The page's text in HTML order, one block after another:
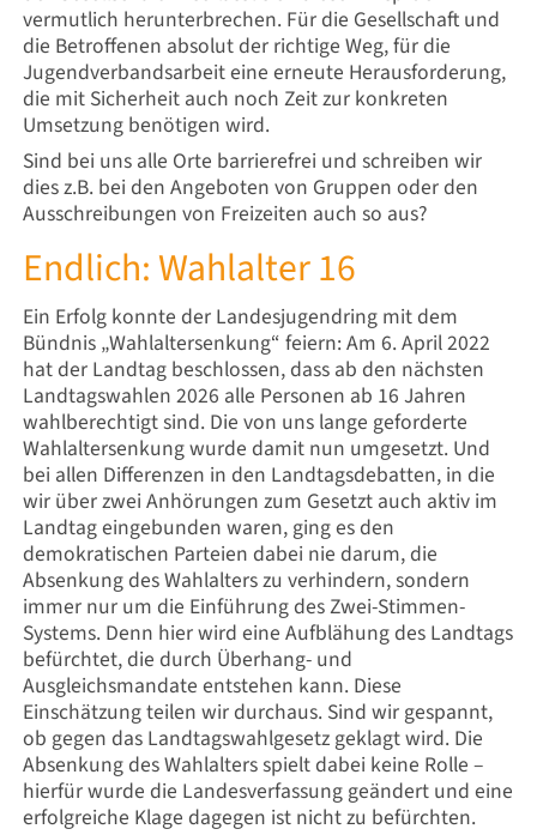
vermutlich herunterbrechen. Für die Gesellschaft und
die Betroffenen absolut der richtige Weg, für die
Jugendverbandsarbeit eine erneute Herausforderung,
die mit Sicherheit auch noch Zeit zur konkreten
Umsetzung benötigen wird.
Sind bei uns alle Orte barrierefrei und schreiben wir
dies z.B. bei den Angeboten von Gruppen oder den
Ausschreibungen von Freizeiten auch so aus?
Endlich: Wahlalter 16
Ein Erfolg konnte der Landesjugendring mit dem
Bündnis „Wahlaltersenkung“ feiern: Am 6. April 2022
hat der Landtag beschlossen, dass ab den nächsten
Landtagswahlen 2026 alle Personen ab 16 Jahren
wahlberechtigt sind. Die von uns lange geforderte
Wahlaltersenkung wurde damit nun umgesetzt. Und
bei allen Differenzen in den Landtagsdebatten, in die
wir über zwei Anhörungen zum Gesetzt auch aktiv im
Landtag eingebunden waren, ging es den
demokratischen Parteien dabei nie darum, die
Absenkung des Wahlalters zu verhindern, sondern
immer nur um die Einführung des Zwei-Stimmen-
Systems. Denn hier wird eine Aufblähung des Landtags
befürchtet, die durch Überhang- und
Ausgleichsmandate entstehen kann. Diese
Einschätzung teilen wir durchaus. Sind wir gespannt,
ob gegen das Landtagswahlgesetz geklagt wird. Die
Absenkung des Wahlalters spielt dabei keine Rolle –
hierfür wurde die Landesverfassung geändert und eine
erfolgreiche Klage dagegen ist nicht zu befürchten.